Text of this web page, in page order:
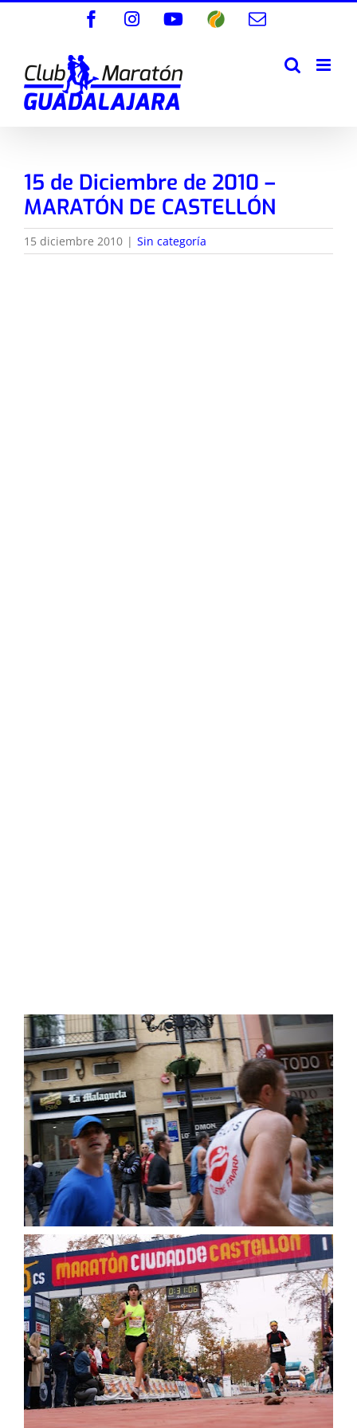
FacebookInstagramYouTube
WikilocCorreo
15 de Diciembre de 2010 –
MARATÓN DE CASTELLÓN
15 diciembre 2010 | Sin categoría